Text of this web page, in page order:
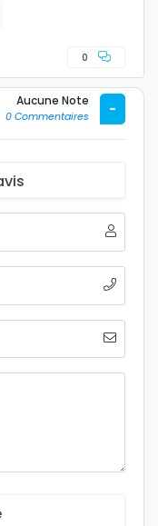
0
Aucune Note
0 Commentaires -